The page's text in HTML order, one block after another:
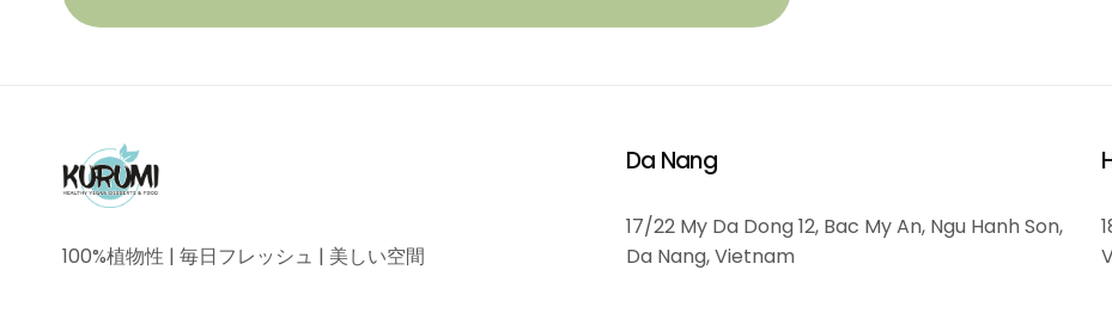
100%植物性 | 毎日フレッシュ | 美しい空間
Da Nang
17/22 My Da Dong 12, Bac My An, Ngu Hanh Son,
Da Nang, Vietnam